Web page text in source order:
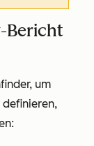
Bericht
um
definieren,